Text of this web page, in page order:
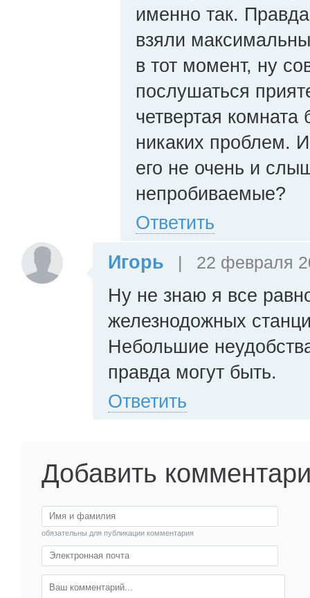
именно так.
взяли
в тот момент, ну
послушаться
четвертая
никаких проблем.
его не очень и
непробиваемые?
Ответить
Игорь
| 22 февраля
Ну не знаю я все
железнодожных
Небольшие
правда могут быть.
Ответить
Добавить
обязательны для публикации комментария